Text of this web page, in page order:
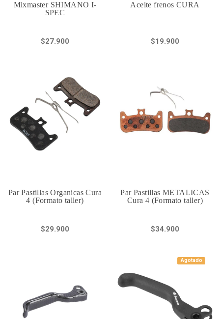
Mixmaster SHIMANO I-
SPEC
$27.900
Aceite frenos CURA
$19.900
Par Pastillas Organicas Cura
4 (Formato taller)
$29.900
Par Pastillas METALICAS
Cura 4 (Formato taller)
$34.900
Agotado